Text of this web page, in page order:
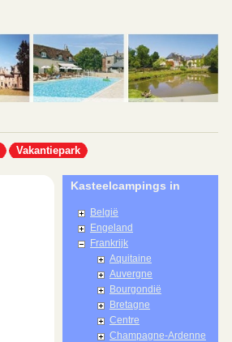
Vakantiepark
Kasteelcampings in
België
Engeland
Frankrijk
Aquitaine
Auvergne
Bourgondië
Bretagne
Centre
Champagne-Ardenne